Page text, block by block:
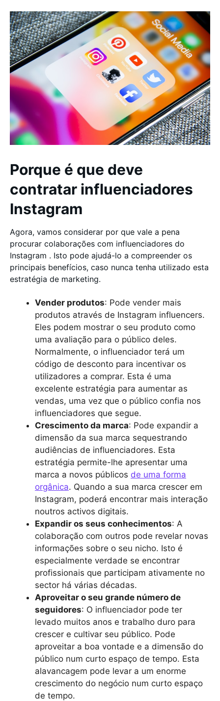
Porque é que deve
contratar influenciadores
Instagram
Agora, vamos considerar por que vale a pena
procurar colaborações com influenciadores do
Instagram . Isto pode ajudá-lo a compreender os
principais benefícios, caso nunca tenha utilizado esta
estratégia de marketing.
Vender produtos: Pode vender mais
produtos através de Instagram influencers.
Eles podem mostrar o seu produto como
uma avaliação para o público deles.
Normalmente, o influenciador terá um
código de desconto para incentivar os
utilizadores a comprar. Esta é uma
excelente estratégia para aumentar as
vendas, uma vez que o público confia nos
influenciadores que segue.
Crescimento da marca: Pode expandir a
dimensão da sua marca sequestrando
audiências de influenciadores. Esta
estratégia permite-lhe apresentar uma
marca a novos públicos de uma forma
orgânica. Quando a sua marca crescer em
Instagram, poderá encontrar mais interação
noutros activos digitais.
Expandir os seus conhecimentos: A
colaboração com outros pode revelar novas
informações sobre o seu nicho. Isto é
especialmente verdade se encontrar
profissionais que participam ativamente no
sector há várias décadas.
Aproveitar o seu grande número de
seguidores: O influenciador pode ter
levado muitos anos e trabalho duro para
crescer e cultivar seu público. Pode
aproveitar a boa vontade e a dimensão do
público num curto espaço de tempo. Esta
alavancagem pode levar a um enorme
crescimento do negócio num curto espaço
de tempo.